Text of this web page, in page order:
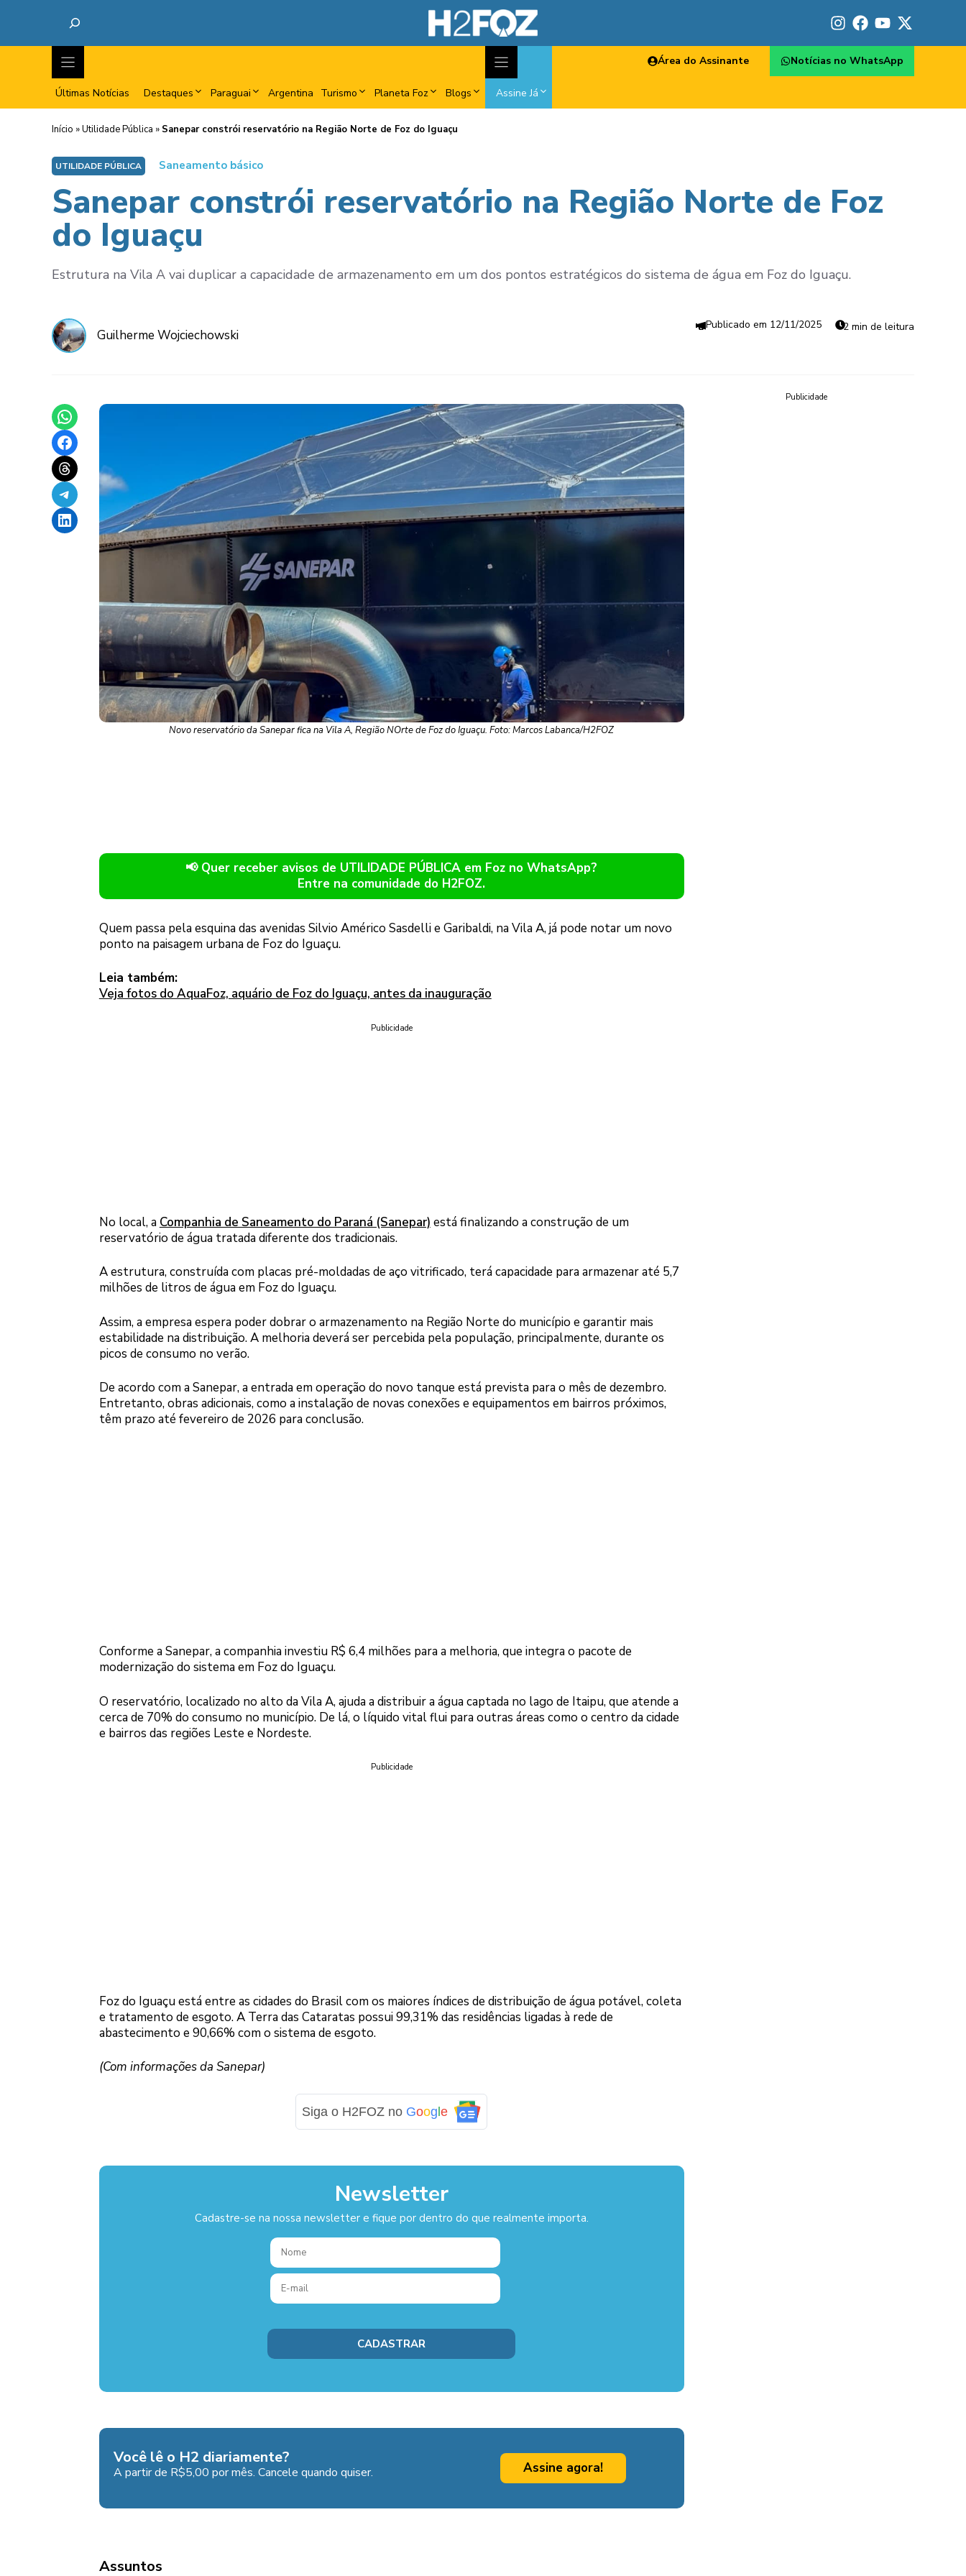
Últimas Notícias Destaques Paraguai Argentina Turismo Planeta Foz Blogs Assine Já
Área do Assinante Notícias no WhatsApp
Início »Utilidade Pública » Sanepar constrói reservatório na Região Norte de Foz do Iguaçu
UTILIDADE PÚBLICA Saneamento básico
Sanepar constrói reservatório na Região Norte de Foz
do Iguaçu
Estrutura na Vila A vai duplicar a capacidade de armazenamento em um dos pontos estratégicos do sistema de água em Foz do Iguaçu.
Guilherme Wojciechowski
12/11/2025 2 min de leitura
Share on WhatsApp
Share on Facebook
Share on Threads
Share on Telegram
Share on LinkedIn
Novo reservatório da Sanepar fica na Vila A, Região NOrte de Foz do Iguaçu. Foto: Marcos Labanca/H2FOZ
📢 Quer receber avisos de UTILIDADE PÚBLICA em Foz no WhatsApp?
Entre na comunidade do H2FOZ.
Quem passa pela esquina das avenidas Silvio Américo Sasdelli e Garibaldi, na Vila A, já pode notar um novo
ponto na paisagem urbana de Foz do Iguaçu.
Leia também:
Veja fotos do AquaFoz, aquário de Foz do Iguaçu, antes da inauguração
Publicidade
No local, a Companhia de Saneamento do Paraná (Sanepar) está finalizando a construção de um
reservatório de água tratada diferente dos tradicionais.
A estrutura, construída com placas pré-moldadas de aço vitrificado, terá capacidade para armazenar até 5,7
milhões de litros de água em Foz do Iguaçu.
Assim, a empresa espera poder dobrar o armazenamento na Região Norte do município e garantir mais
estabilidade na distribuição. A melhoria deverá ser percebida pela população, principalmente, durante os
picos de consumo no verão.
De acordo com a Sanepar, a entrada em operação do novo tanque está prevista para o mês de dezembro.
Entretanto, obras adicionais, como a instalação de novas conexões e equipamentos em bairros próximos,
têm prazo até fevereiro de 2026 para conclusão.
Conforme a Sanepar, a companhia investiu R$ 6,4 milhões para a melhoria, que integra o pacote de
modernização do sistema em Foz do Iguaçu.
O reservatório, localizado no alto da Vila A, ajuda a distribuir a água captada no lago de Itaipu, que atende a
cerca de 70% do consumo no município. De lá, o líquido vital flui para outras áreas como o centro da cidade
e bairros das regiões Leste e Nordeste.
Publicidade
Foz do Iguaçu está entre as cidades do Brasil com os maiores índices de distribuição de água potável, coleta
e tratamento de esgoto. A Terra das Cataratas possui 99,31% das residências ligadas à rede de
abastecimento e 90,66% com o sistema de esgoto.
(Com informações da Sanepar)
Siga o H2FOZ no Google
Newsletter
Cadastre-se na nossa newsletter e fique por dentro do que realmente importa.
Você lê o H2 diariamente?
A partir de R$5,00 por mês. Cancele quando quiser. Assine agora!
Assuntos
Publicidade